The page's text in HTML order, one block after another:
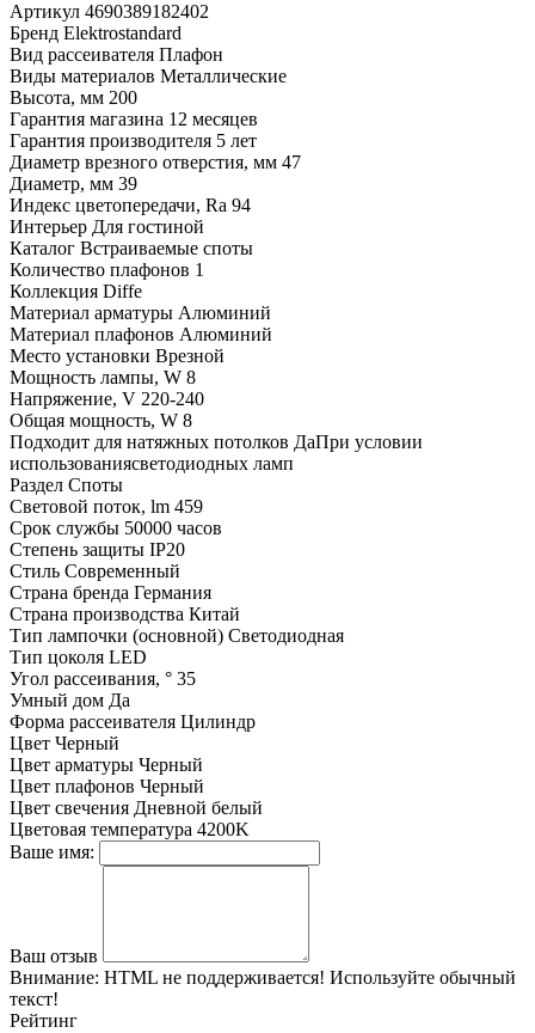
Артикул 4690389182402
Бренд Elektrostandard
Вид рассеивателя Плафон
Виды материалов Металлические
Высота, мм 200
Гарантия магазина 12 месяцев
Гарантия производителя 5 лет
Диаметр врезного отверстия, мм 47
Диаметр, мм 39
Индекс цветопередачи, Ra 94
Интерьер Для гостиной
Каталог Встраиваемые споты
Количество плафонов 1
Коллекция Diffe
Материал арматуры Алюминий
Материал плафонов Алюминий
Место установки Врезной
Мощность лампы, W 8
Напряжение, V 220-240
Общая мощность, W 8
Подходит для натяжных потолков ДаПри условии
использованиясветодиодных ламп
Раздел Споты
Световой поток, lm 459
Срок службы 50000 часов
Степень защиты IP20
Стиль Современный
Страна бренда Германия
Страна производства Китай
Тип лампочки (основной) Светодиодная
Тип цоколя LED
Угол рассеивания, ° 35
Умный дом Да
Форма рассеивателя Цилиндр
Цвет Черный
Цвет арматуры Черный
Цвет плафонов Черный
Цвет свечения Дневной белый
Цветовая температура 4200K
Ваше имя:
Ваш отзыв
Внимание: HTML не поддерживается! Используйте обычный
текст!
Рейтинг